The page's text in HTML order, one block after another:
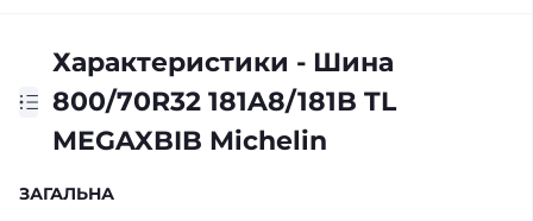
Характеристики - Шина
800/70R32 181A8/181B TL
MEGAXBIB Michelin
ЗАГАЛЬНА